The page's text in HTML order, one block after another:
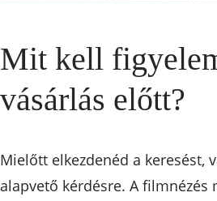
Mit kell
vásárlás előtt?
Mielőtt elkezdenéd a keresést,
alapvető kérdésre. A